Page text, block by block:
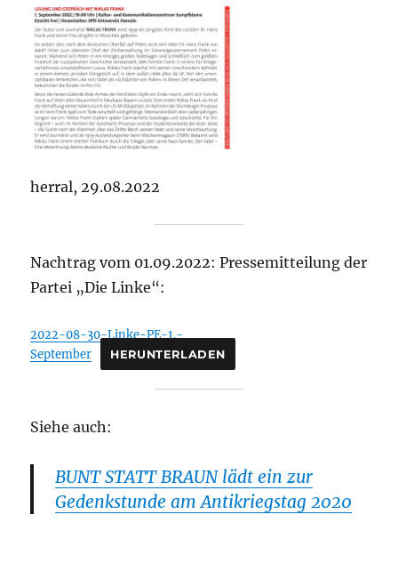
herral, 29.08.2022
Nachtrag vom 01.09.2022: Pressemitteilung der
Partei „Die Linke“:
2022-08-30-Linke-PE-1.-
September
HERUNTERLADEN
Siehe auch:
BUNT STATT BRAUN lädt ein zur
Gedenkstunde am Antikriegstag 2020